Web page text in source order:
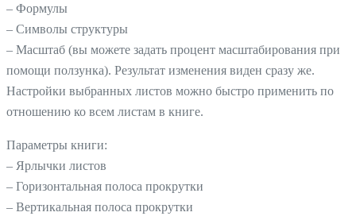
– Формулы
– Символы структуры
– Масштаб (вы можете задать процент масштабирования при
помощи ползунка). Результат изменения виден сразу же.
Настройки выбранных листов можно быстро применить по
отношению ко всем листам в книге.
Параметры книги:
– Ярлычки листов
– Горизонтальная полоса прокрутки
– Вертикальная полоса прокрутки